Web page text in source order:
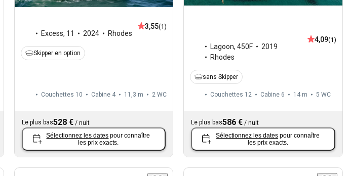
Excess, 11 2024 Rhodes
3,55(1)
Skipper en option
Couchettes 10 Cabine 4 11,3 m 2 WC
Le plus bas528 €/ nuit
Sélectionnez les dates pour connaître
les prix exacts.
Lagoon,450F
2019
Rhodes
4,09(1)
sans Skipper
Couchettes 12 Cabine 6 14 m 5 WC
Le plus bas586 € /nuit
Sélectionnez les dates pour connaître
les prix exacts.